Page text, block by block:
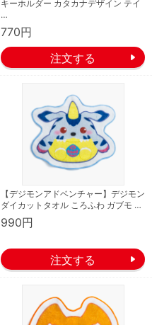
キーホルダー カタカナデザイン テイ
…
770円
【デジモンアドベンチャー】デジモン
ダイカットタオル ころふわ ガブモ …
990円